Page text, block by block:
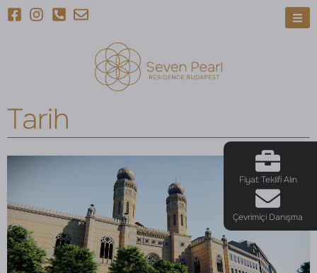
Fiyat Teklifi Alın
Çevrimiçi Danışma
Tarih